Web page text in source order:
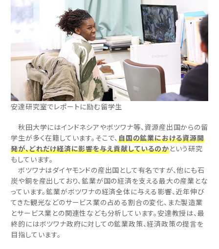
安達研究室でレポートに励む留学生
秋田大学にはインドネシアやボツワナ等、資源産出国からの留
学生が多く在籍しています。そこで、自国の鉱業における資源開
発が、どれだけ経済に影響を与え貢献しているのかという研究
もしています。
ボツワナはダイヤモンドの産出国として有名ですが、他にも石
炭や銅を産出しており、鉱業が国の経済を支える最大の産業とな
っています。鉱業がボツワナの経済全体に与える影響、近年伸び
てきた観光などのサービス業の占める割合の変化、また製造業
とサービス業との関連性なども分析しています。安達教授は、最
終的にはボツワナ政府に対しての鉱業政策、経済政策の提言を
目指しています。